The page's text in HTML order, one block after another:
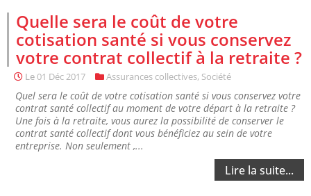
Quelle sera le coût de votre
cotisation santé si vous conservez
votre contrat collectif à la retraite ?
Le01 Déc 2017 Assurances collectives, Société
Quel sera le coût de votre cotisation santé si vous conservez votre
contrat santé collectif au moment de votre départ à la retraite ?
Une fois à la retraite, vous aurez la possibilité de conserver le
contrat santé collectif dont vous bénéficiez au sein de votre
entreprise. Non seulement ,...
Lire la suite...